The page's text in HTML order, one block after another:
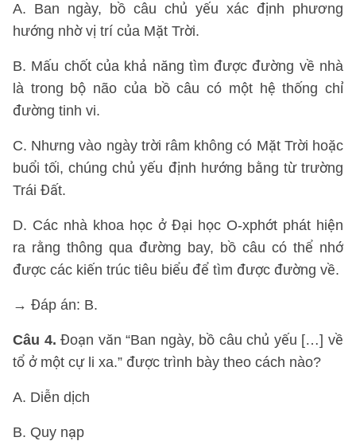
A. Ban ngày, bồ câu chủ yếu xác định phương
hướng nhờ vị trí của Mặt Trời.
B. Mấu chốt của khả năng tìm được đường về nhà
là trong bộ não của bồ câu có một hệ thống chỉ
đường tinh vi.
C. Nhưng vào ngày trời râm không có Mặt Trời hoặc
buổi tối, chúng chủ yếu định hướng bằng từ trường
Trái Đất.
D. Các nhà khoa học ở Đại học O-xphớt phát hiện
ra rằng thông qua đường bay, bồ câu có thể nhớ
được các kiến trúc tiêu biểu để tìm được đường về.
→ Đáp án: B.
Câu 4. Đoạn văn “Ban ngày, bồ câu chủ yếu […] về
tổ ở một cự li xa.” được trình bày theo cách nào?
A. Diễn dịch
B. Quy nạp